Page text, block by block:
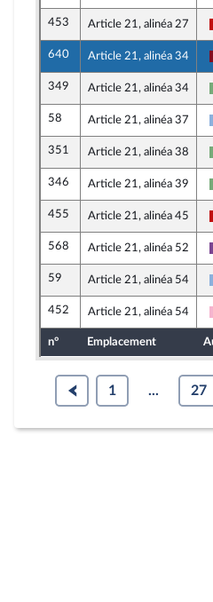
453 Article 21, alinéa 27
640 Article 21, alinéa 34
349 Article 21, alinéa 34
58 Article 21, alinéa 37
351 Article 21, alinéa 38
346 Article 21, alinéa 39
455 Article 21, alinéa 45
568 Article 21, alinéa 52
59 Article 21, alinéa 54
452 Article 21, alinéa 54
n° Emplacement
1 ... 27